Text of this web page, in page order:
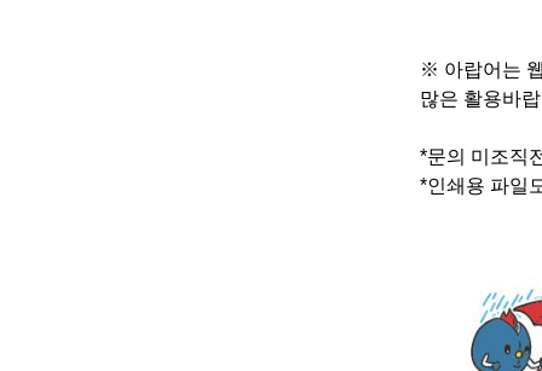
※ 아랍어는
많은 활용바
*문의 미조직
*인쇄용 파일